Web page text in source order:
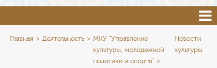
ПРЕСС-ЦЕНТР
Главная Деятельность
МКУ "Управление
культуры, молодежной
политики и спорта"
Новости
культуры